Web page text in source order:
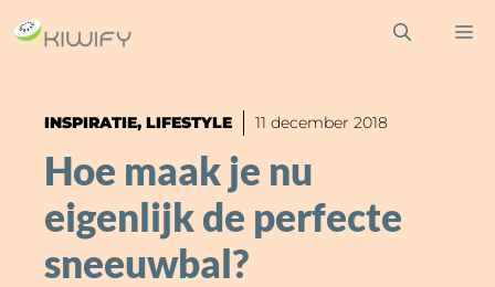
Ga
naar
inhoudINSPIRATIE, LIFESTYLE 11 december 2018
Hoe maak je nu
eigenlijk de perfecte
sneeuwbal?